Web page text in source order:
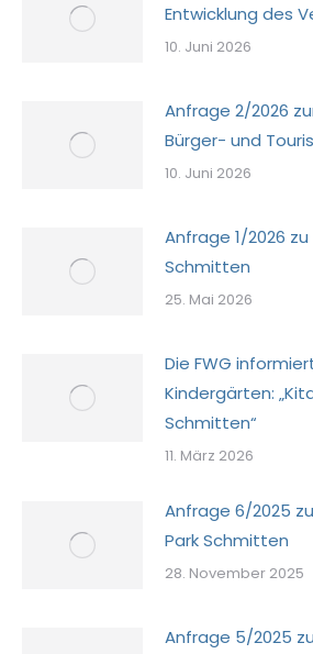
Entwicklung des
10. Juni 2026
Anfrage 2/2026
Bürger- und
10. Juni 2026
Anfrage 1/2026
Schmitten
25. Mai 2026
Die FWG
Kindergärten:
Schmitten“
11. März 2026
Anfrage 6/2025
Park Schmitten
28. November 2025
Anfrage 5/2025